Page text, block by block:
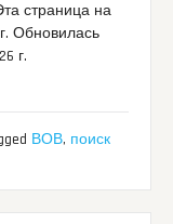
страница на
Обновилась
г.
ВОВ, поиск